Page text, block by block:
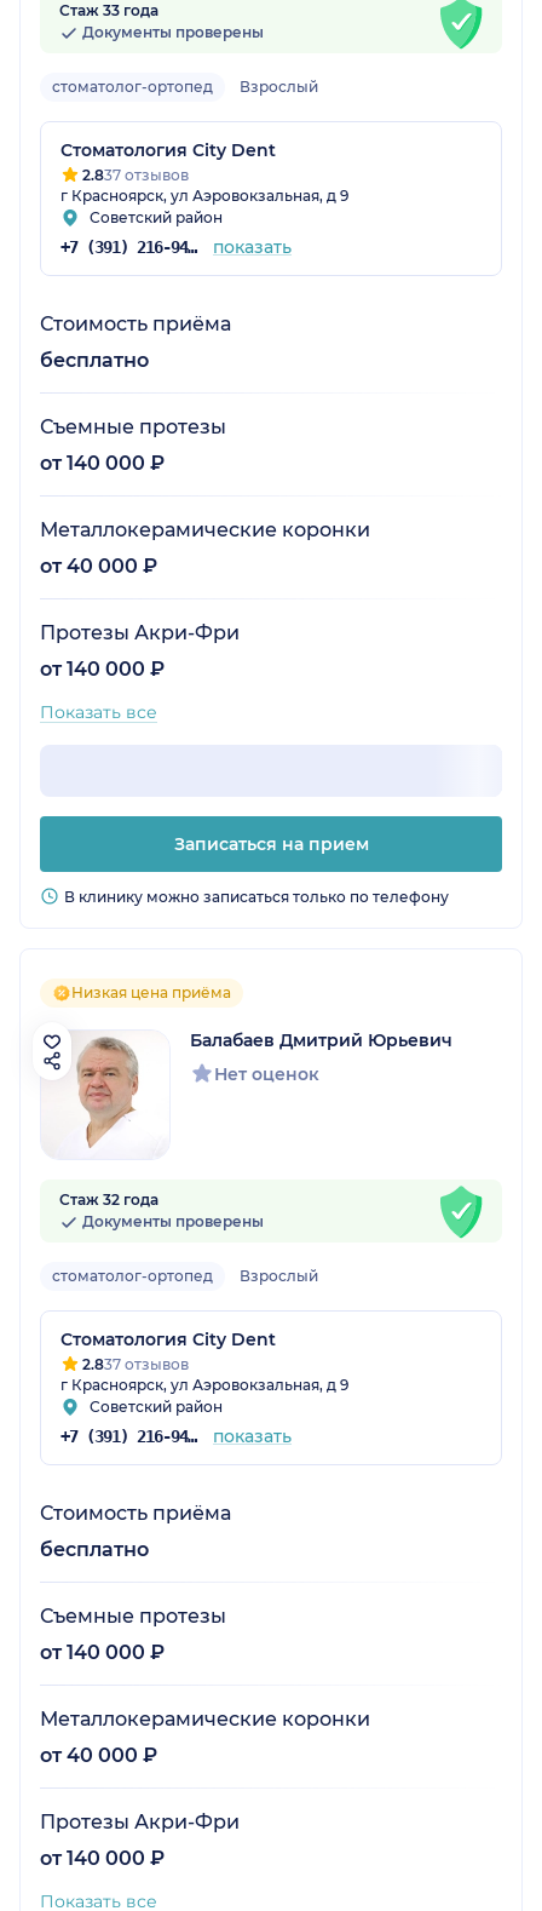
Стаж 33 года
Документы проверены
стоматолог-ортопед Взрослый
Стоматология City Dent
2.837 отзывов
г Красноярск, ул Аэровокзальная, д 9
Советский район
+7 (391) 216-94-37 показать
Стоимость приёма
бесплатно
Съемные протезы
от 140 000 ₽
Металлокерамические коронки
от 40 000 ₽
Протезы Акри-Фри
от 140 000 ₽
Показать все
Записаться на прием
В клинику можно записаться только по телефону
Низкая цена приёма
Балабаев Дмитрий Юрьевич
Нет оценок
Стаж 32 года
Документы проверены
стоматолог-ортопед Взрослый
Стоматология City Dent
2.837 отзывов
г Красноярск, ул Аэровокзальная, д 9
Советский район
+7 (391) 216-94-37 показать
Стоимость приёма
бесплатно
Съемные протезы
от 140 000 ₽
Металлокерамические коронки
от 40 000 ₽
Протезы Акри-Фри
от 140 000 ₽
Показать все